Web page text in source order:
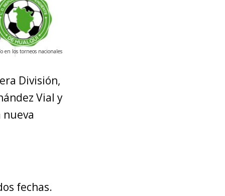
en los torneos nacionales
División,
Vial y
fechas.